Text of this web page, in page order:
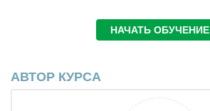
НАЧАТЬ ОБУЧЕНИЕ
АВТОР КУРСА